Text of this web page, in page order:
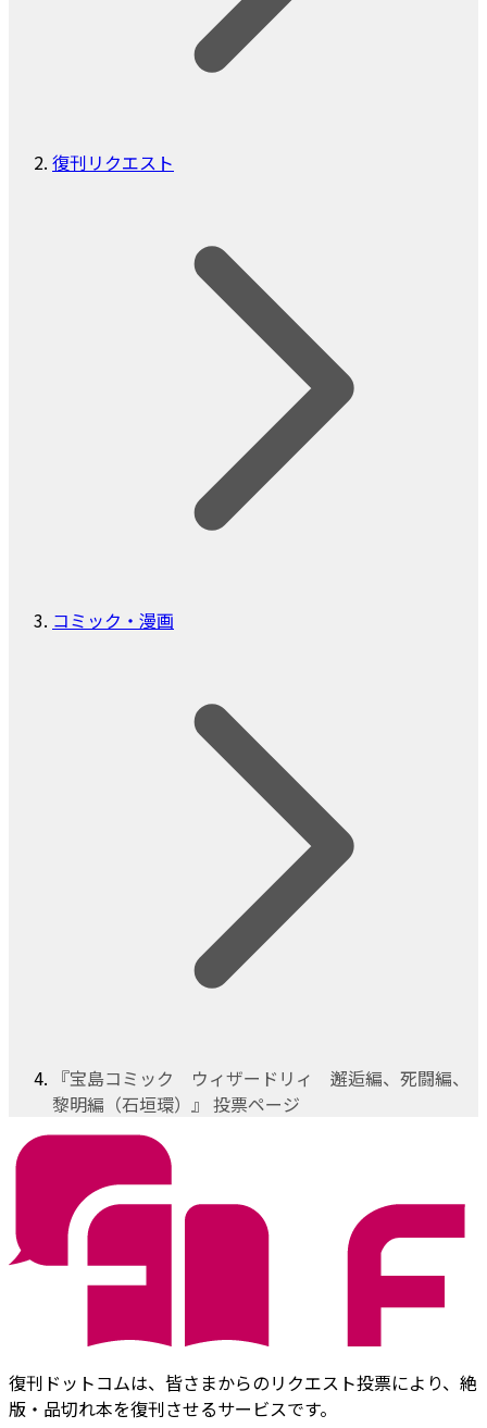
復刊リクエスト
コミック・漫画
『宝島コミック ウィザードリィ 邂逅編、死闘編、
黎明編（石垣環）』 投票ページ
復刊ドットコムは、皆さまからのリクエスト投票により、絶
版・品切れ本を復刊させるサービスです。